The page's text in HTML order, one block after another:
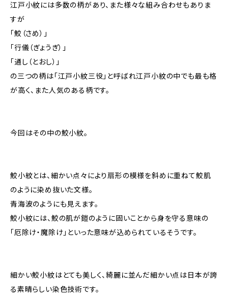
江戸小紋には多数の柄があり、また様々な組み合わせもありま
すが
「鮫（さめ）」
「行儀（ぎょうぎ）」
「通し（とおし）」
の三つの柄は「江戸小紋三役」と呼ばれ江戸小紋の中でも最も格
が高く、また人気のある柄です。
今回はその中の鮫小紋。
鮫小紋とは、細かい点々により扇形の模様を斜めに重ねて鮫肌
のように染め抜いた文様。
青海波のようにも見えます。
鮫小紋には、鮫の肌が鎧のように固いことから身を守る意味の
「厄除け・魔除け」といった意味が込められているそうです。
細かい鮫小紋はとても美しく、綺麗に並んだ細かい点は日本が誇
る素晴らしい染色技術です。